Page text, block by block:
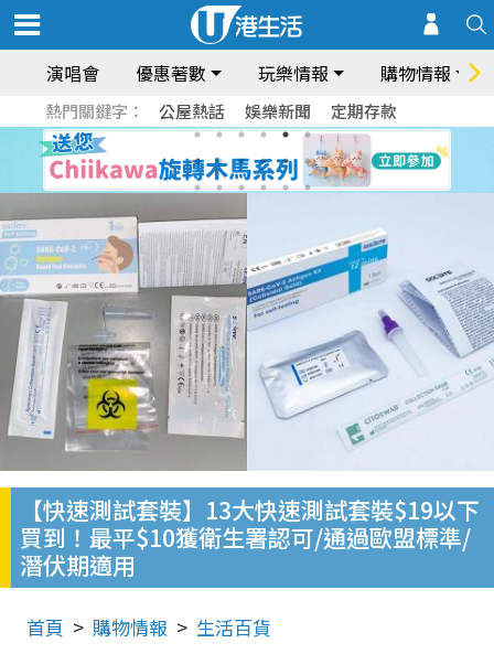
演唱會 優惠著數 玩樂情報 購物情報
熱門關鍵字： 公屋熱話 娛樂新聞 定期存款
【快速測試套裝】13大快速測試套裝$19以下
買到！最平$10獲衛生署認可/通過歐盟標準/
潛伏期適用
首頁 購物情報 生活百貨